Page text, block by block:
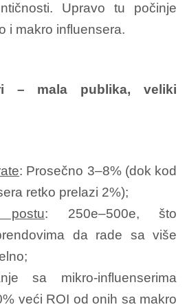
Upravo tu počinje
i makro influensera.
– mala publika, veliki
: Prosečno 3–8% (dok kod
retko prelazi 2%);
: 250e–500e, što
da rade sa više
sa mikro-influenserima
veći ROI od onih sa makro